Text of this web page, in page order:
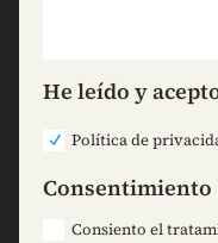
He leído y
Política de
Consentimiento
Consiento el